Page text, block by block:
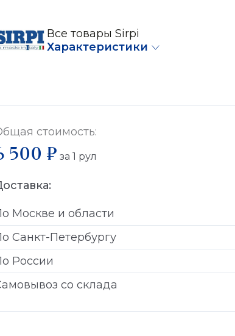
Все товары Sirpi
Характеристики
стоимость:
500 ₽ за 1 рул
Москве и области
Санкт-Петербургу
России
со склада